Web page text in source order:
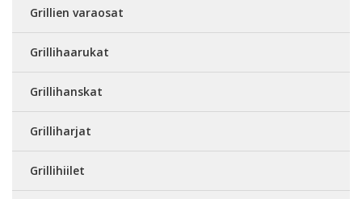
Grillien varaosat
Grillihaarukat
Grillihanskat
Grilliharjat
Grillihiilet